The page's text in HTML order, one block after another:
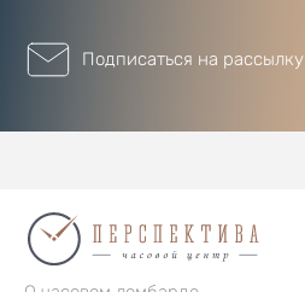
Подписаться на рассылку